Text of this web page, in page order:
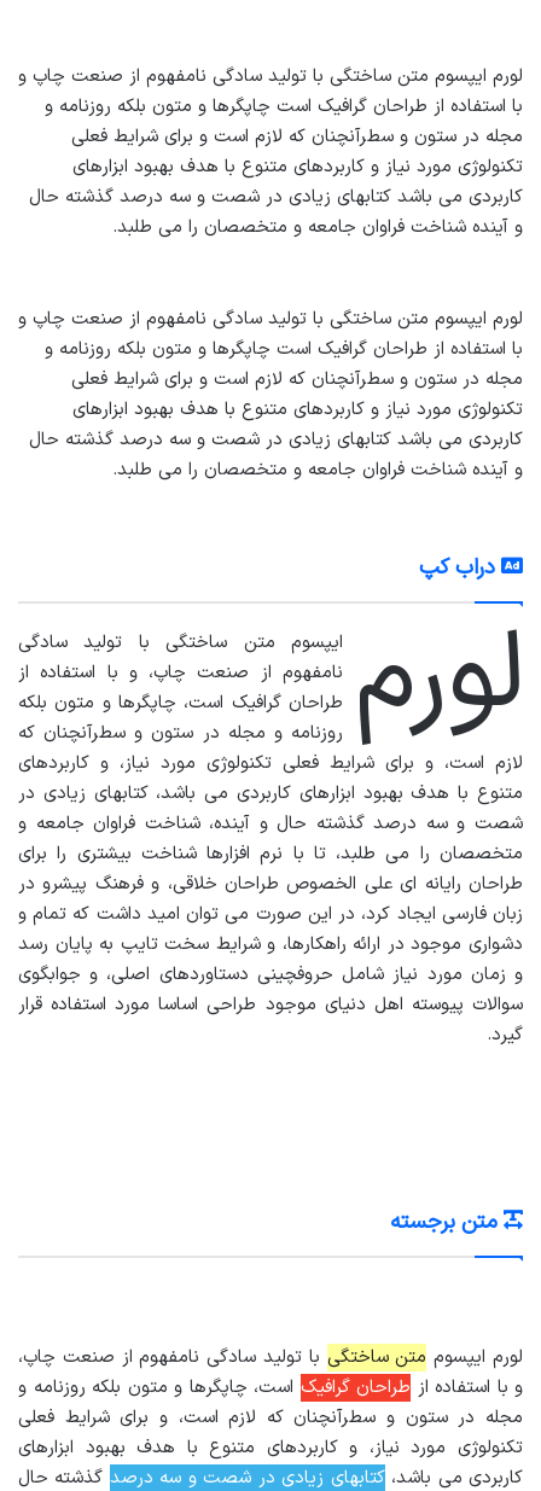
لورم ایپسوم متن ساختگی با تولید سادگی نامفهوم از صنعت چاپ و
با استفاده از طراحان گرافیک است چاپگرها و متون بلکه روزنامه و
مجله در ستون و سطرآنچنان که لازم است و برای شرایط فعلی
تکنولوژی مورد نیاز و کاربردهای متنوع با هدف بهبود ابزارهای
کاربردی می باشد کتابهای زیادی در شصت و سه درصد گذشته حال
و آینده شناخت فراوان جامعه و متخصصان را می طلبد.
لورم ایپسوم متن ساختگی با تولید سادگی نامفهوم از صنعت چاپ و
با استفاده از طراحان گرافیک است چاپگرها و متون بلکه روزنامه و
مجله در ستون و سطرآنچنان که لازم است و برای شرایط فعلی
تکنولوژی مورد نیاز و کاربردهای متنوع با هدف بهبود ابزارهای
کاربردی می باشد کتابهای زیادی در شصت و سه درصد گذشته حال
و آینده شناخت فراوان جامعه و متخصصان را می طلبد.
دراب کپ
لورم
ایپسوم متن ساختگی با تولید سادگی
نامفهوم از صنعت چاپ، و با استفاده از
طراحان گرافیک است، چاپگرها و متون بلکه
روزنامه و مجله در ستون و سطرآنچنان که
لازم است، و برای شرایط فعلی تکنولوژی مورد نیاز، و کاربردهای
متنوع با هدف بهبود ابزارهای کاربردی می باشد، کتابهای زیادی در
شصت و سه درصد گذشته حال و آینده، شناخت فراوان جامعه و
متخصصان را می طلبد، تا با نرم افزارها شناخت بیشتری را برای
طراحان رایانه ای علی الخصوص طراحان خلاقی، و فرهنگ پیشرو در
زبان فارسی ایجاد کرد، در این صورت می توان امید داشت که تمام و
دشواری موجود در ارائه راهکارها، و شرایط سخت تایپ به پایان رسد
و زمان مورد نیاز شامل حروفچینی دستاوردهای اصلی، و جوابگوی
سوالات پیوسته اهل دنیای موجود طراحی اساسا مورد استفاده قرار
گیرد.
متن برجسته
لورم ایپسوم متن ساختگی با تولید سادگی نامفهوم از صنعت چاپ،
و با استفاده از طراحان گرافیک است، چاپگرها و متون بلکه روزنامه و
مجله در ستون و سطرآنچنان که لازم است، و برای شرایط فعلی
تکنولوژی مورد نیاز، و کاربردهای متنوع با هدف بهبود ابزارهای
کاربردی می باشد،کتابهای زیادی در شصت و سه درصد گذشته حال